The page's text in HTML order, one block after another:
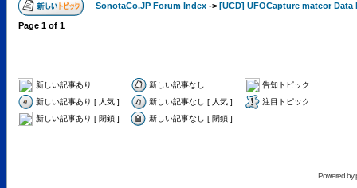
SonotaCo.JP Forum Index -> [UCD] UFOCapture mateor Data
Page 1 of 1
新しい記事あり 新しい記事なし
告知トピック
新しい記事あり [ 人気 ]
新しい記事なし [ 人気 ]
注目トピック
新しい記事あり [ 閉鎖 ]
新しい記事なし [ 閉鎖 ]
Powered by